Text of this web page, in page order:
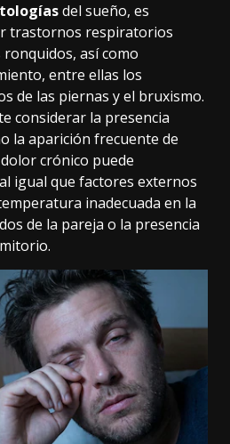
del sueño, es
trastornos respiratorios
así como
entre ellas los
de las piernas y el bruxismo.
considerar la presencia
la aparición frecuente de
crónico puede
igual que factores externos
inadecuada en la
de la pareja o la presencia